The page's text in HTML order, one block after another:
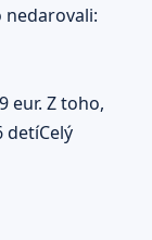
nedarovali:
eur. Z toho,
detíCelý